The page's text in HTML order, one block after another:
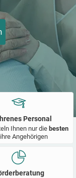
Personal
Ihnen nur diebesten
Angehörigen